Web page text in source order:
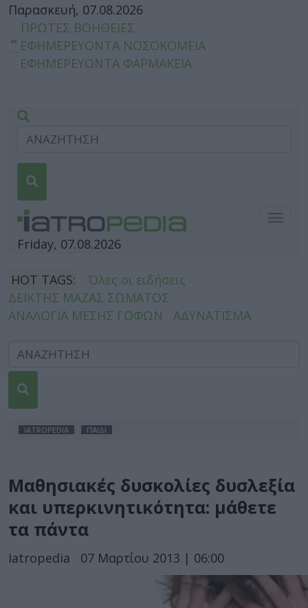
Παρασκευή, 07.08.2026
ΠΡΩΤΕΣ ΒΟΗΘΕΙΕΣ
ΕΦΗΜΕΡΕΥΟΝΤΑ ΝΟΣΟΚΟΜΕΙΑ
ΕΦΗΜΕΡΕΥΟΝΤΑ ΦΑΡΜΑΚΕΙΑ
Friday, 07.08.2026
HOT TAGS:
Όλες οι ειδήσεις
ΔΕΙΚΤΗΣ ΜΑΖΑΣ ΣΩΜΑΤΟΣ
ΑΝΑΛΟΓΙΑ ΜΕΣΗΣ ΓΟΦΩΝ
ΑΔΥΝΑΤΙΣΜΑ
IATROPEDIA ΠΑΙΔΙ
Μαθησιακές δυσκολίες δυσλεξία
και υπερκινητικότητα: μάθετε
τα πάντα
Iatropedia 07 Μαρτίου 2013 | 06:00